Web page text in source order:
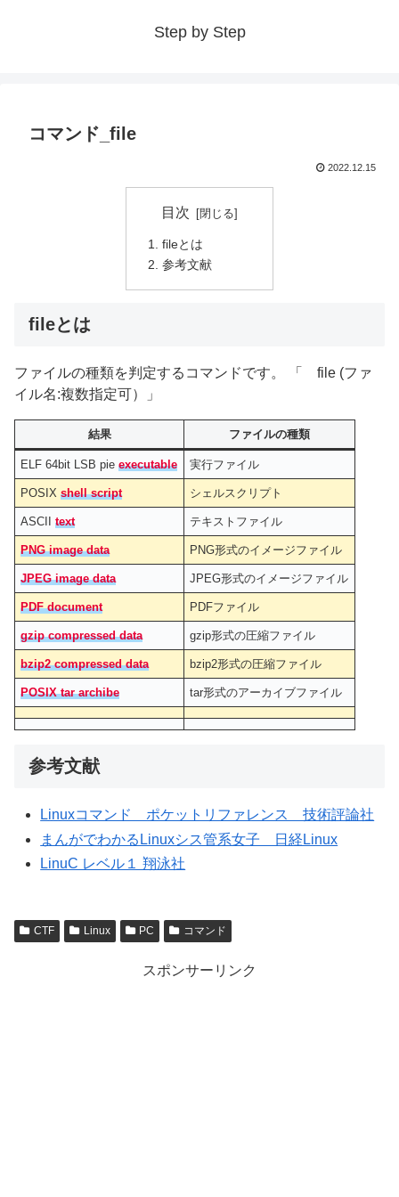
Step by Step
コマンド_file
2022.12.15
目次
fileとは
参考文献
fileとは
ファイルの種類を判定するコマンドです。 「 file (ファ
イル名:複数指定可）」
結果 ファイルの種類
ELF 64bit LSB pieexecutable 実行ファイル
POSIXshell script シェルスクリプト
ASCIItext テキストファイル
PNG image data PNG形式のイメージファイル
JPEG image data JPEG形式のイメージファイル
PDF document PDFファイル
gzip compressed data gzip形式の圧縮ファイル
bzip2 compressed data bzip2形式の圧縮ファイル
POSIX tar archibe tar形式のアーカイブファイル
参考文献
Linuxコマンド ポケットリファレンス 技術評論社
まんがでわかるLinuxシス管系女子 日経Linux
LinuC レベル１ 翔泳社
CTF Linux PC コマンド
スポンサーリンク